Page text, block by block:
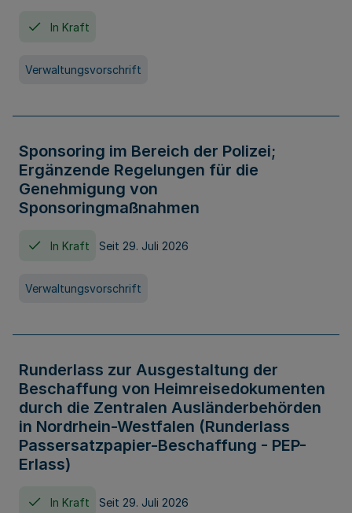
In Kraft
Verwaltungsvorschrift
Sponsoring im Bereich der Polizei;
Ergänzende Regelungen für die
Genehmigung von
Sponsoringmaßnahmen
In Kraft Seit 29. Juli 2026
Verwaltungsvorschrift
Runderlass zur Ausgestaltung der
Beschaffung von Heimreisedokumenten
durch die Zentralen Ausländerbehörden
in Nordrhein-Westfalen (Runderlass
Passersatzpapier-Beschaffung - PEP-
Erlass)
In Kraft Seit 29. Juli 2026